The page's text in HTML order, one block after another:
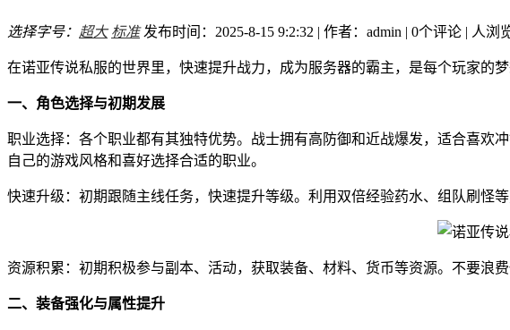
选择字号： 超大 标准 发布时间：2025-8-15 9:2:32 | 作者：admin | 0个评论 | 人浏
在诺亚传说私服的世界里，快速提升战力，成为服务器的霸主，是每个玩家的
一、角色选择与初期发展
职业选择：各个职业都有其独特优势。战士拥有高防御和近战爆发，适合喜欢
自己的游戏风格和喜好选择合适的职业。
快速升级：初期跟随主线任务，快速提升等级。利用双倍经验药水、组队刷怪
资源积累：初期积极参与副本、活动，获取装备、材料、货币等资源。不要浪
二、装备强化与属性提升